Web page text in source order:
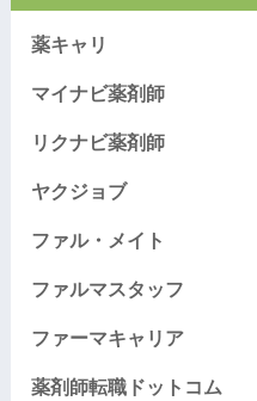
薬キャリ
マイナビ薬剤師
リクナビ薬剤師
ヤクジョブ
ファル・メイト
ファルマスタッフ
ファーマキャリア
薬剤師転職ドットコム